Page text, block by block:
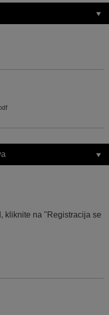
kliknite na "Registracija se